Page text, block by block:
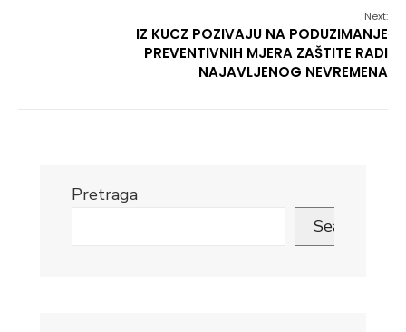
Next:
IZ KUCZ POZIVAJU NA PODUZIMANJE
PREVENTIVNIH MJERA ZAŠTITE RADI
NAJAVLJENOG NEVREMENA
Pretraga
Search